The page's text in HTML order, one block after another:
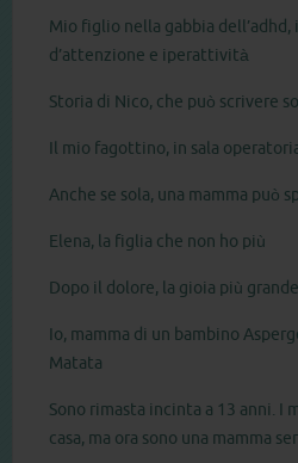
Mio figlio nella gabbia
d’attenzione e iperattività
Storia di Nico, che può scrivere
Il mio fagottino, in sala
Anche se sola, una mamma può
Elena, la figlia che non ho più
Dopo il dolore, la gioia più
Io, mamma di un bambino
Matata
Sono rimasta incinta a 13 anni. I
casa, ma ora sono una mamma